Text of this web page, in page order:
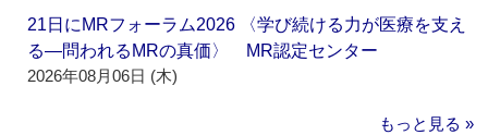
21日にMRフォーラム2026 〈学び続ける力が医療を支え
る―問われるMRの真価〉 MR認定センター
2026年08月06日 (木)
もっと見る »